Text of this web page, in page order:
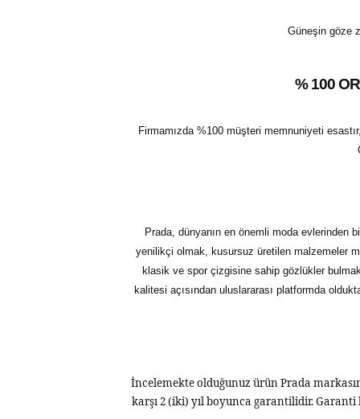
Güneşin göze
% 100
Firmamızda %100 müşteri memnuniyeti
Prada, dünyanın en önemli moda evlerinden
yenilikçi olmak, kusursuz üretilen malzemeler
klasik ve spor çizgisine sahip gözlükler
kalitesi açısından uluslararası platformda
İncelemekte olduğunuz ürün Prada
karşı 2 (iki) yıl boyunca garantilidir.